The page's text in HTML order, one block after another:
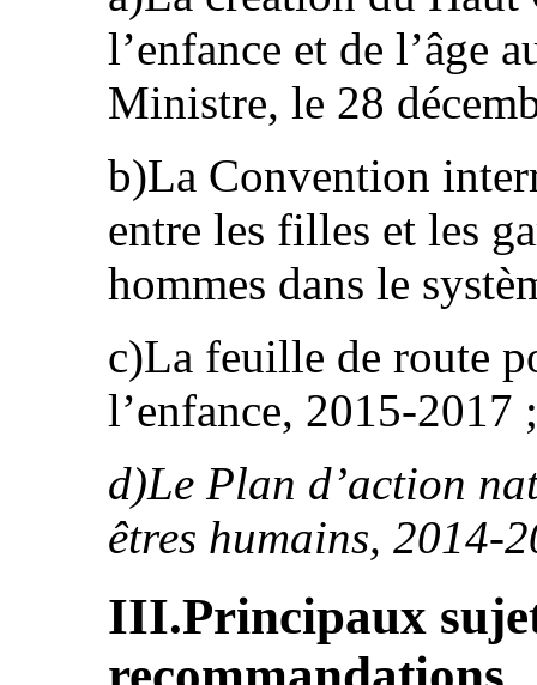
l’enfance et de l’âge
Ministre, le 28
b)La Convention
entre les filles et les
hommes dans le
c)La feuille de route
l’enfance, 2015-2017 ;
d)Le Plan d’action
êtres humains, 2014-
III.Principaux